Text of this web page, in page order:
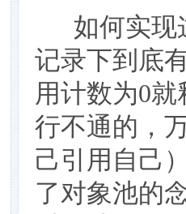
如何实现
记录下到底
用计数为0
行不通的，
己引用自己
了对象池的